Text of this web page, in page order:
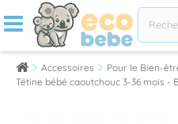
Accessoires Pour le Bien-
Tétine bébé caoutchouc 3-36 mois -